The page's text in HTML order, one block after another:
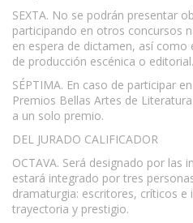
SEXTA. No se podrán presentar
participando en otros concursos
en espera de dictamen, así
de producción escénica o editorial.
SÉPTIMA. En caso de participar
Premios Bellas Artes de
a un solo premio.
DEL JURADO CALIFICADOR
OCTAVA. Será designado por las
estará integrado por tres
dramaturgia: escritores, críticos
trayectoria y prestigio.